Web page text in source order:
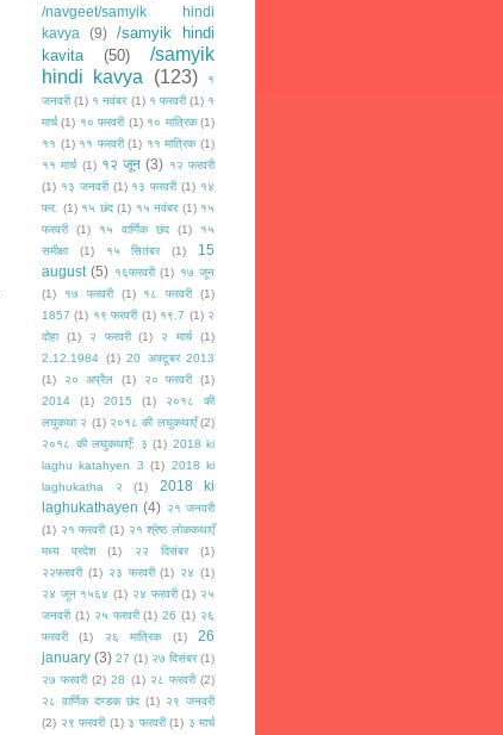
/navgeet/samyik hindi
kavya
(9)
/samyik hindi
kavita
(50)
/samyik
hindi kavya
(123)
१
जनवरी (1) १ नवंबर (1) १ फरवरी (1) १
मार्च (1) १० फरवरी (1) १० मात्रिक (1)
११ (1) ११ फरवरी (1) ११ मात्रिक (1)
११ मार्च (1) १२ जून (3) १२ फरवरी
(1) १३ जनवरी (1) १३ फरवरी (1) १४
फर. (1) १५ छंद (1) १५ नवंबर (1) १५
फरवरी
(1) १५ वार्णिक छंद (1)
१५
समीक्षा
(1) १५ सितंबर (1)
15
august (5) १६फरवरी (1) १७ जून
(1)
१७ फरवरी (1) १८ फरवरी
(1)
1857 (1) १९ फरवरी (1) १९.7 (1) २
दोहा
(1) २ फरवरी (1) २ मार्च
(1)
2.12.1984 (1) 20 अक्टूबर 2013
(1)
२० अप्रैल (1) २० फरवरी
(1)
2014
(1) 2015 (1)
२०१८ की
लघुकथा २ (1) २०१८ की लघुकथाएँ (2)
२०१८ की लघुकथाएँ: ३ (1) 2018 ki
laghu katahyen 3 (1) 2018 ki
laghukatha २
(1)
2018 ki
laghukathayen (4) २१ जनवरी
(1) २१ फरवरी (1) २१ श्रेष्ठ लोककथाएँ
मध्य प्रदेश
(1) २२ दिसंबर
(1)
२२फरवरी (1) २३ फरवरी (1) २४ (1)
२४ जून १५६४ (1) २४ फरवरी (1) २५
जनवरी (1) २५ फरवरी (1) 26 (1) २६
फरवरी
(1) २६ मात्रिक (1)
26
january (3) 27 (1) २७ दिसंबर (1)
२७ फरवरी (2) 28 (1) २८ फरवरी (2)
२८ वार्णिक दण्डक छंद (1) २९ जनवरी
(2) २९ फरवरी (1) ३ फरवरी (1) ३ मार्च